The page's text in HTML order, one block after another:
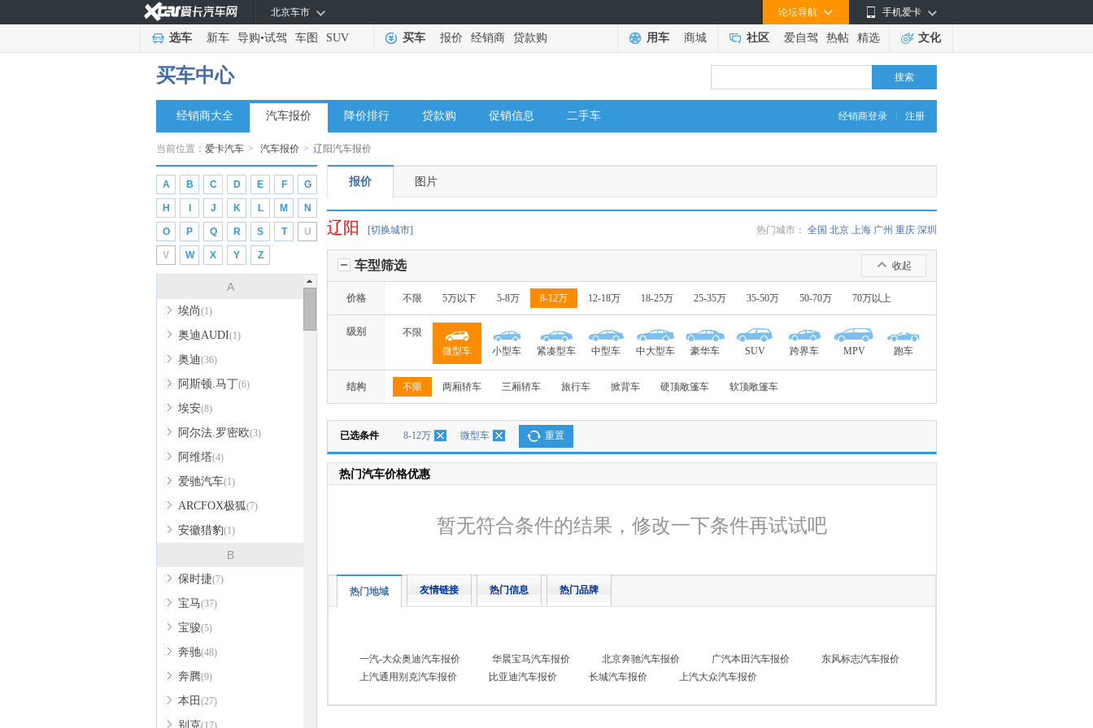
手机爱卡
论坛导航
北京车市
选车 新车 导购•试驾 车图 SUV 买车 报价 经销商 贷款购 用车 商城 社区 爱自驾 热帖 精选 文化
买车中心 搜索
经销商登录 注册
经销商大全 汽车报价 降价排行 贷款购 促销信息 二手车
当前位置： 爱卡汽车 > 汽车报价 > 辽阳汽车报价
A B C D E F G
H J K L M N
O P Q R S T U
V W X Y Z
A
埃尚(1)
奥迪AUDI(1)
奥迪(36)
阿斯顿.马丁(6)
埃安(8)
阿尔法.罗密欧(3)
阿维塔(4)
爱驰汽车(1)
ARCFOX极狐(7)
安徽猎豹(1)
B
保时捷(7)
宝马(37)
宝骏(5)
奔驰(48)
奔腾(9)
本田 (27)
别克(17)
报价 图片
热门城市： 全国 北京 上海 广州 重庆 深圳
辽阳 [切换城市]
收起
车型筛选
价格 不限 5万以下 5-8万 8-12万 12-18万 18-25万 25-35万 35-50万 50-70万 70万以上
级别
不限
微型车
小型车 紧凑型车 中型车 中大型车 豪华车 SUV 跨界车 MPV 跑车
结构 不限 两厢轿车 三厢轿车 旅行车 掀背车 硬顶敞篷车 软顶敞篷车
已选条件 8-12万 微型车 重置
热门汽车价格优惠
暂无符合条件的结果，修改一下条件再试试吧
热门地域 友情链接 热门信息 热门品牌
一汽-大众奥迪汽车报价 华晨宝马汽车报价 北京奔驰汽车报价 广汽本田汽车报价
东风标志汽车报价
上汽通用别克汽车报价
比亚迪汽车报价 长城汽车报价 上汽大众汽车报价